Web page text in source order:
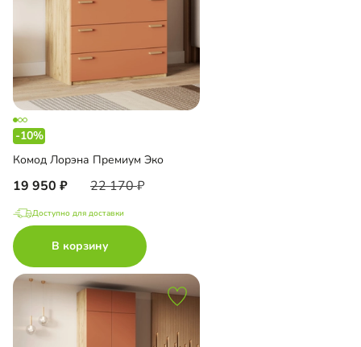
-10%
Комод Лорэна Премиум Эко
19 950 22 170
Доступно для доставки
В корзину